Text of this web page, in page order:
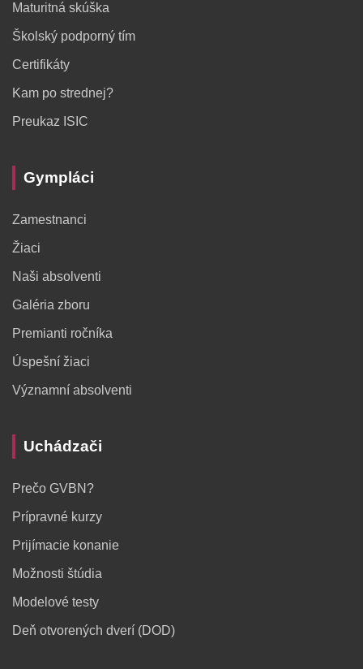
Maturitná skúška
Školský podporný tím
Certifikáty
Kam po strednej?
Preukaz ISIC
Gympláci
Zamestnanci
Žiaci
Naši absolventi
Galéria zboru
Premianti ročníka
Úspešní žiaci
Významní absolventi
Uchádzači
Prečo GVBN?
Prípravné kurzy
Prijímacie konanie
Možnosti štúdia
Modelové testy
Deň otvorených dverí (DOD)